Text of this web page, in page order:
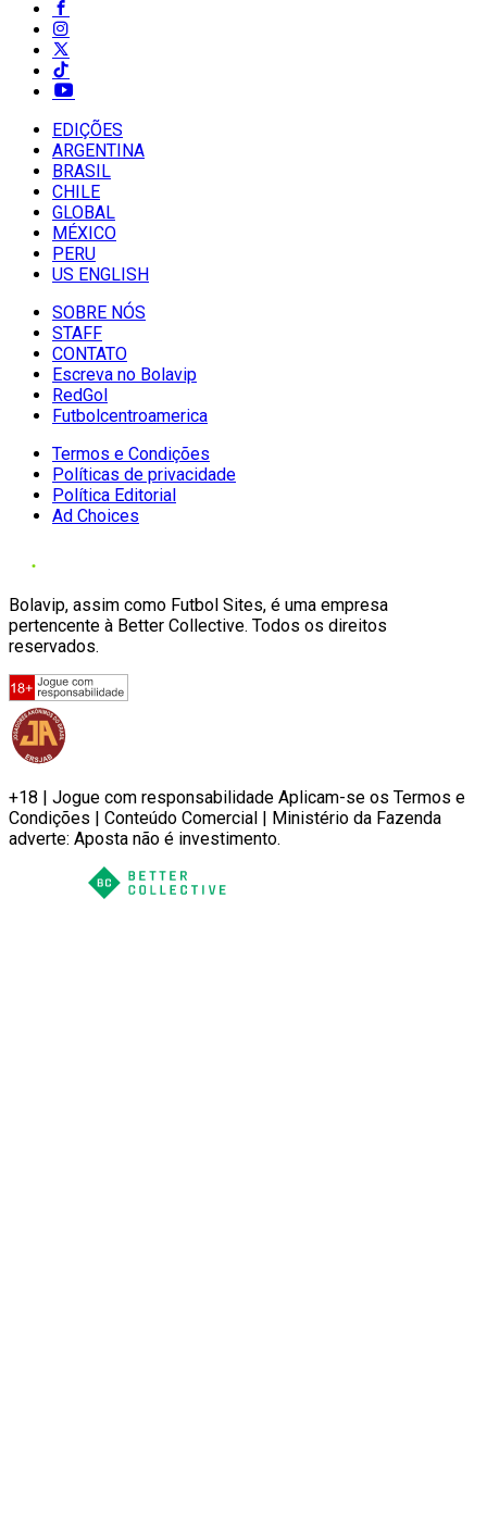
EDIÇÕES
ARGENTINA
BRASIL
CHILE
GLOBAL
MÉXICO
PERU
US ENGLISH
SOBRE NÓS
STAFF
CONTATO
Escreva no Bolavip
RedGol
Futbolcentroamerica
Termos e Condições
Políticas de privacidade
Política Editorial
Ad Choices
Bolavip, assim como Futbol Sites, é uma empresa
pertencente à Better Collective. Todos os direitos
reservados.
+18 | Jogue com responsabilidade Aplicam-se os Termos e
Condições | Conteúdo Comercial | Ministério da Fazenda
adverte: Aposta não é investimento.